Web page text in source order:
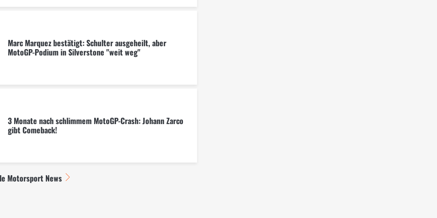
Marc Marquez bestätigt: Schulter ausgeheilt, aber
MotoGP-Podium in Silverstone "weit weg"
3 Monate nach schlimmem MotoGP-Crash: Johann Zarco
gibt Comeback!
Motorsport News